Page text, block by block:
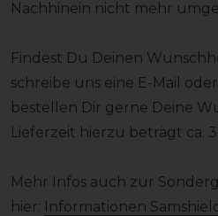
Nachhinein nicht mehr
Findest Du Deinen
schreibe uns eine E-Mail
bestellen Dir gerne Deine
Lieferzeit hierzu beträgt ca.
Mehr Infos auch zur
hier: Informationen